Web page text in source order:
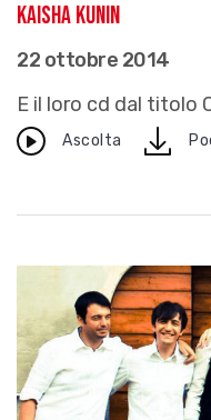
Kaisha Kunin
22 ottobre 2014
E il loro cd dal titolo
Ascolta